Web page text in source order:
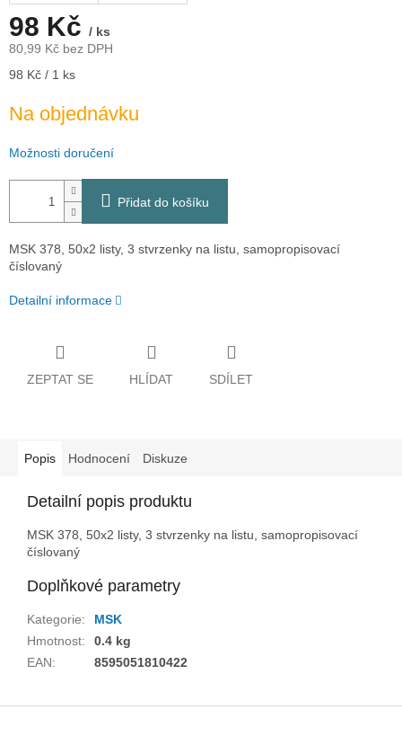
98 Kč / ks
80,99 Kč bez DPH
Měrná
98 Kč / 1 ks
Na objednávku
Možnosti doručení
Přidat do košíku
MSK 378, 50x2 listy, 3 stvrzenky na listu, samopropisovací
číslovaný
Detailní informace
ZEPTAT SE HLÍDAT SDÍLET
Popis Hodnocení Diskuze
Detailní popis produktu
MSK 378, 50x2 listy, 3 stvrzenky na listu, samopropisovací
číslovaný
Doplňkové parametry
Kategorie:
MSK
Hmotnost:
0.4 kg
EAN: 8595051810422